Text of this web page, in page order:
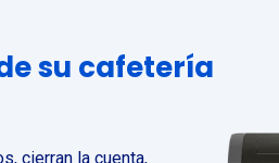
su cafetería
cierran la cuenta,